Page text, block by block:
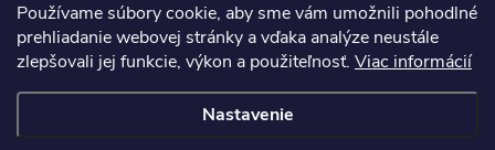
Používame súbory cookie, aby sme vám umožnili pohodlné
prehliadanie webovej stránky a vďaka analýze neustále
zlepšovali jej funkcie, výkon a použiteľnosť. Viac informácií
Nastavenie